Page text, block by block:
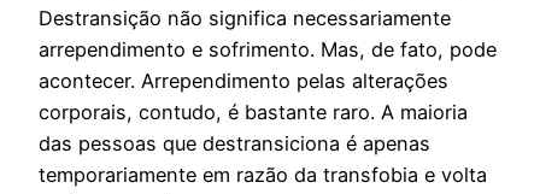
Destransição não significa necessariamente
arrependimento e sofrimento. Mas, de fato, pode
acontecer. Arrependimento pelas alterações
corporais, contudo, é bastante raro. A maioria
das pessoas que destransiciona é apenas
temporariamente em razão da transfobia e volta